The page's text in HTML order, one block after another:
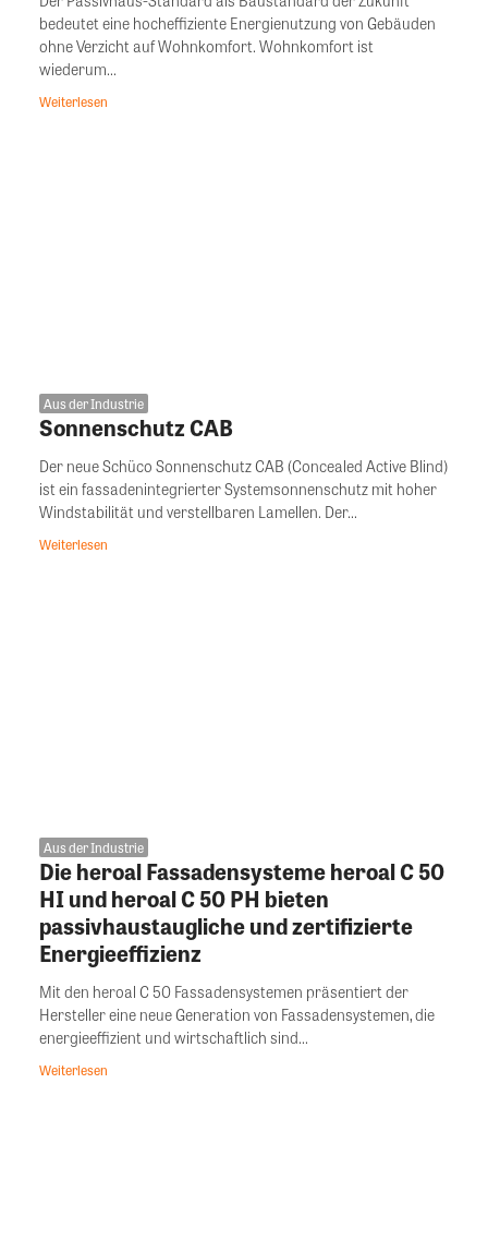
bedeutet eine hocheffiziente Energienutzung von Gebäuden
ohne Verzicht auf Wohnkomfort. Wohnkomfort ist
wiederum...
Weiterlesen
Aus der Industrie
Sonnenschutz CAB
Der neue Schüco Sonnenschutz CAB (Concealed Active Blind)
ist ein fassadenintegrierter Systemsonnenschutz mit hoher
Windstabilität und verstellbaren Lamellen. Der...
Weiterlesen
Aus der Industrie
Die heroal Fassadensysteme heroal C 50
HI und heroal C 50 PH bieten
passivhaustaugliche und zertifizierte
Energieeffizienz
Mit den heroal C 50 Fassadensystemen präsentiert der
Hersteller eine neue Generation von Fassadensystemen, die
energieeffizient und wirtschaftlich sind...
Weiterlesen